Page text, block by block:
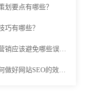
划要点有哪些？
巧有哪些？
应该避免哪些误区？
网站SEO的效果分析？